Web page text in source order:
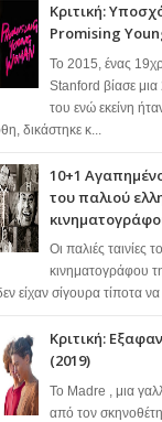
Κριτική:
Promising
Το 2015, ένας
Stanford βίασε
του ενώ εκείνη
δικάστηκε κ...
10+1
του παλιού
Οι παλιές ταινίες
κινηματογράφου
είχαν σίγουρα τίποτα
Κριτική:
(2019)
Το Madre , μια
από τον